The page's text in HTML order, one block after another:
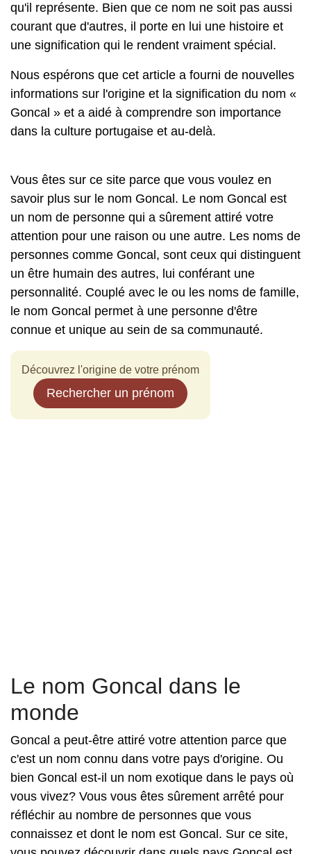
qu'il représente. Bien que ce nom ne soit pas aussi
courant que d'autres, il porte en lui une histoire et
une signification qui le rendent vraiment spécial.
Nous espérons que cet article a fourni de nouvelles
informations sur l'origine et la signification du nom «
Goncal » et a aidé à comprendre son importance
dans la culture portugaise et au-delà.
Vous êtes sur ce site parce que vous voulez en
savoir plus sur le nom Goncal. Le nom Goncal est
un nom de personne qui a sûrement attiré votre
attention pour une raison ou une autre. Les noms de
personnes comme Goncal, sont ceux qui distinguent
un être humain des autres, lui conférant une
personnalité. Couplé avec le ou les noms de famille,
le nom Goncal permet à une personne d'être
connue et unique au sein de sa communauté.
Découvrez l'origine de votre prénom
Rechercher un prénom
Le nom Goncal dans le
monde
Goncal a peut-être attiré votre attention parce que
c'est un nom connu dans votre pays d'origine. Ou
bien Goncal est-il un nom exotique dans le pays où
vous vivez? Vous vous êtes sûrement arrêté pour
réfléchir au nombre de personnes que vous
connaissez et dont le nom est Goncal. Sur ce site,